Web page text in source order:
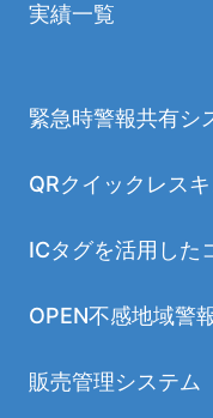
実績一覧
緊急時警報共有シ
QRクイックレス
ICタグを活用した
OPEN不感地域警
販売管理システム